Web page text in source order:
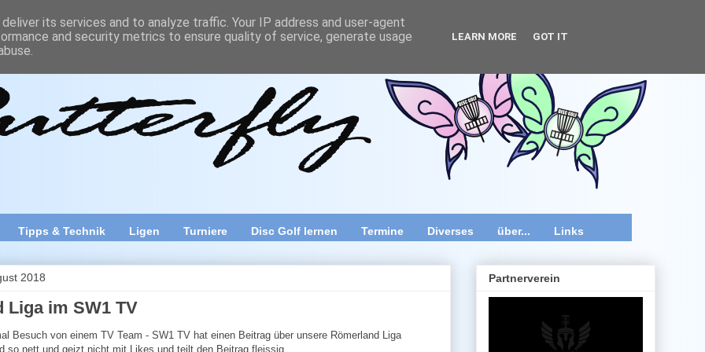
Sport Disc Golf, vor allem in Österreich. Discgolfend sind wir speziell im Raum Wien, Niederösterreich und Burgenland
Parcourstests, Reviews und viele Funposts, lustige Bilder, Videos und diverse Kurztipps.
Tipps & Technik Ligen Turniere Disc Golf lernen Termine Diverses über... Links
2018
Liga im SW1 TV
Besuch von einem TV Team - SW1 TV hat einen Beitrag über unsere Römerland Liga
so nett und geizt nicht mit Likes und teilt den Beitrag fleissig.
Partnerverein
its services and to analyze traffic. Your IP address and user-agent
and security metrics to ensure quality of service, generate usage
LEARN MORE GOT IT